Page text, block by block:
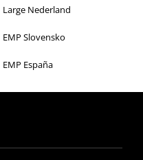
Large Nederland
EMP Slovensko
EMP España